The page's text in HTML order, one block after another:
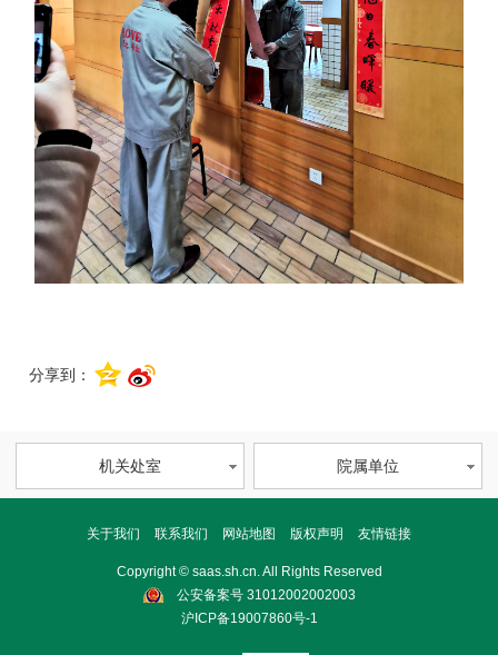
分享到：
机关处室 院属单位
关于我们 联系我们 网站地图 版权声明 友情链接
Copyright © saas.sh.cn. All Rights Reserved
公安备案号 31012002002003
沪ICP备19007860号-1